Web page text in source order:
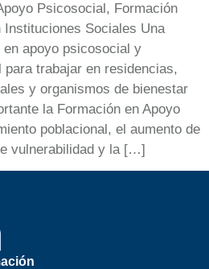
Psicosocial, Formación
Instituciones Sociales Una
apoyo psicosocial y
trabajar en residencias,
y organismos de bienestar
la Formación en Apoyo
poblacional, el aumento de
vulnerabilidad y la […]